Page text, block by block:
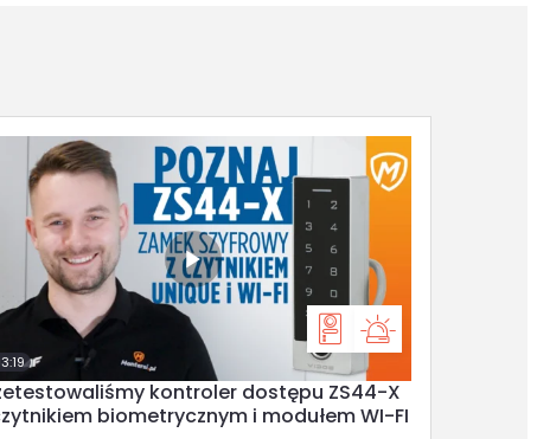
kontroler dostępu ZS44-X
biometrycznym i modułem WI-FI